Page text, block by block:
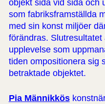
objekt sida vid sida och
som fabriksframställda
med sin konst miljöer
förändras.
upplevelse som
tiden ompositionera sig
betraktade objektet.
Pia Männikkös